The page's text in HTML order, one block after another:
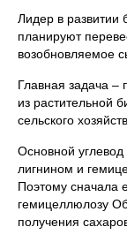
Лидер в
планируют
возобновляемое
Главная задача –
из растительной
сельского
Основной
лигнином и
Поэтому сначала
гемицеллюлозу
получения